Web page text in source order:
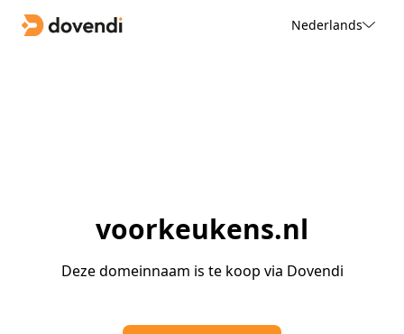
Nederlands
voorkeukens.nl
Deze domeinnaam is te koop via Dovendi